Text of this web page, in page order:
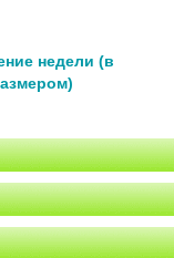
недели (в